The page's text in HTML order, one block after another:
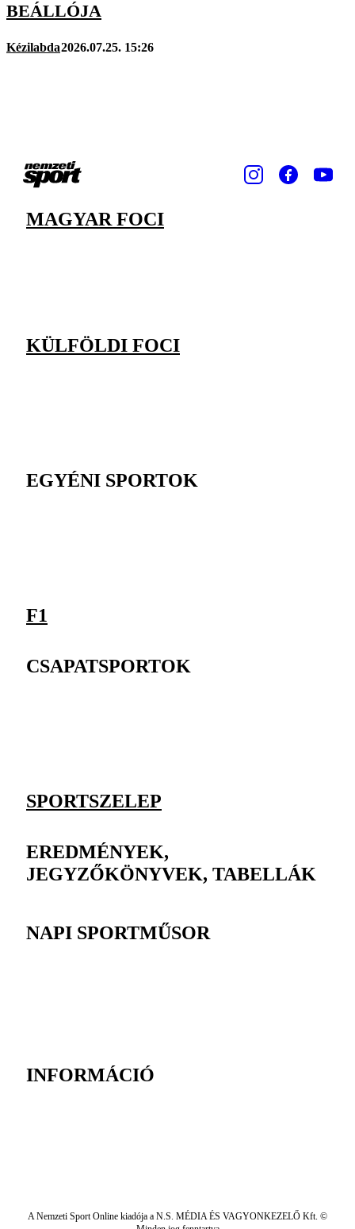
BEÁLLÓJA
Kézilabda2026.07.25. 15:26
MAGYAR FOCI
KÜLFÖLDI FOCI
EGYÉNI SPORTOK
F1
CSAPATSPORTOK
SPORTSZELEP
EREDMÉNYEK,
JEGYZŐKÖNYVEK, TABELLÁK
NAPI SPORTMŰSOR
INFORMÁCIÓ
A Nemzeti Sport Online kiadója a N.S. MÉDIA ÉS VAGYONKEZELŐ Kft. ©